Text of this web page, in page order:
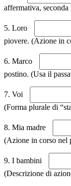
affermativa, seconda
5. Loro
piovere. (Azione in
6. Marco
postino. (Usa il
7. Voi
(Forma plurale di
8. Mia madre
(Azione in corso nel
9. I bambini
(Descrizione di